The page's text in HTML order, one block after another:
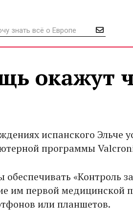
окажут
испанского Эльче
программы
обеспечивать «Контроль за
им первой медицинской
или планшетов.